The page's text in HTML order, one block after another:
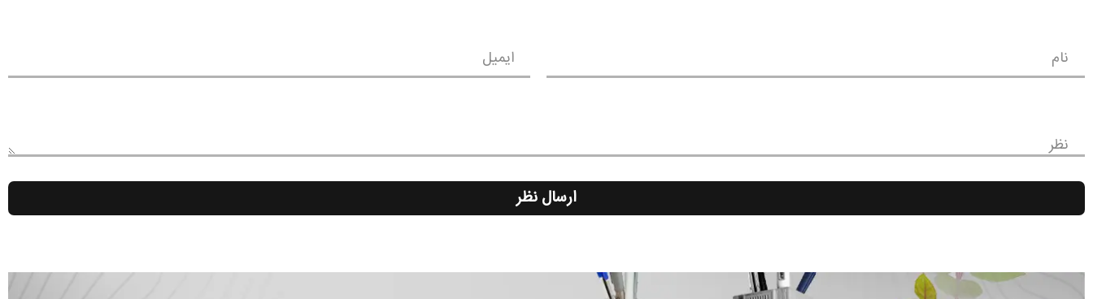
نام ایمیل
نظر
ارسال نظر